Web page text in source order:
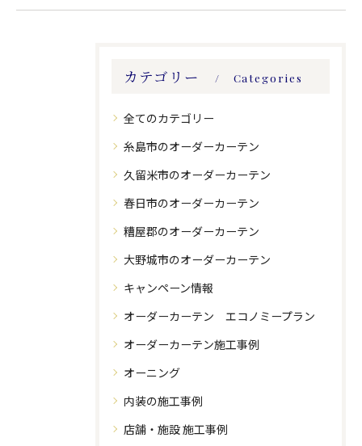
カテゴリー Categories
全てのカテゴリー
糸島市のオーダーカーテン
久留米市のオーダーカーテン
春日市のオーダーカーテン
糟屋郡のオーダーカーテン
大野城市のオーダーカーテン
キャンペーン情報
オーダーカーテン エコノミープラン
オーダーカーテン施工事例
オーニング
内装の施工事例
店舗・施設 施工事例